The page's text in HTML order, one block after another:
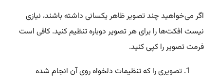
اگر می‌خواهید چند تصویر ظاهر یکسانی داشته باشند، نیازی
نیست افکت‌ها را برای هر تصویر دوباره تنظیم کنید. کافی است
فرمت تصویر را کپی کنید.
تصویری را که تنظیمات دلخواه روی آن انجام شده